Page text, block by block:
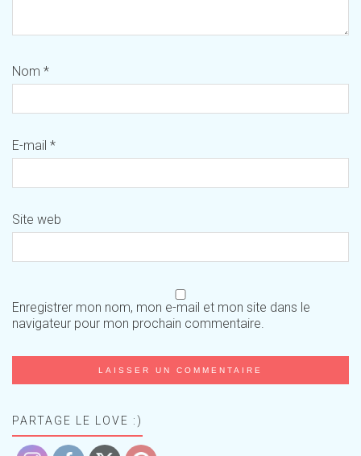
Nom *
E-mail *
Site web
Enregistrer mon nom, mon e-mail et mon site dans le
navigateur pour mon prochain commentaire.
PARTAGE LE LOVE :)